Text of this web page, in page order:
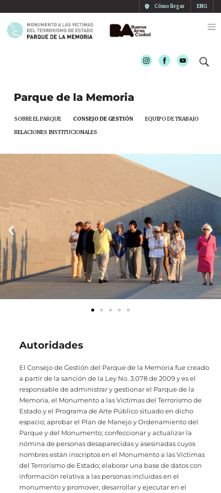
Cómo llegar ENG
InstagramFacebookYoutube
Parque de la Memoria
SOBRE EL PARQUE CONSEJO DE GESTIÓN EQUIPO DE TRABAJO
RELACIONES INSTITUCIONALES
Autoridades
El Consejo de Gestión del Parque de la Memoria fue creado
a partir de la sanción de la Ley No. 3.078 de 2009 y es el
responsable de administrar y gestionar el Parque de la
Memoria, el Monumento a las Víctimas del Terrorismo de
Estado y el Programa de Arte Público situado en dicho
espacio; aprobar el Plan de Manejo y Ordenamiento del
Parque y del Monumento; confeccionar y actualizar la
nómina de personas desaparecidas y asesinadas cuyos
nombres están inscriptos en el Monumento a las Víctimas
del Terrorismo de Estado; elaborar una base de datos con
información relativa a las personas incluidas en el
monumento y promover, desarrollar y ejecutar en el